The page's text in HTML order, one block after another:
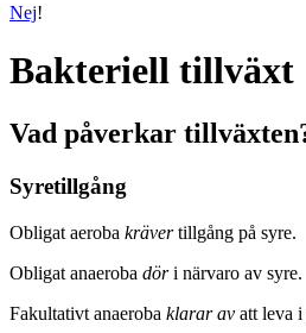
Nej!
Bakteriell tillväxt
Vad påverkar
Syretillgång
Obligat aeroba krävertillgång på syre.
Obligat anaeroba döri närvaro av syre.
Fakultativt anaeroba klarar av att leva